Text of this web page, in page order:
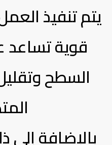
يتم تنفيذ
قوية تساعد
السطح
بالإضافة إلى